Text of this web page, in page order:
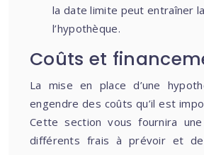
la date limite peut entraîner
l’hypothèque.
Coûts et
La mise en place d’une
engendre des coûts qu’il est
Cette section vous fournira
différents frais à prévoir et